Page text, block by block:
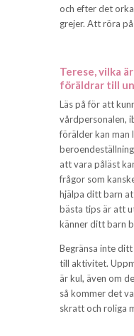
och efter det
grejer. Att röra
Terese, vilka
föräldrar till
Läs på för att
vårdpersonalen,
förälder kan man
att vara påläst
frågor som
hjälpa ditt barn
bästa tips är att
känner ditt barn
Begränsa inte
till aktivitet.
är kul, även om
så kommer det
skratt och roliga